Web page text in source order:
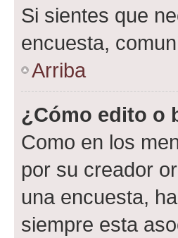
Si sientes que
encuesta,
Arriba
¿Cómo edito o
Como en los
por su creador
una encuesta,
siempre esta